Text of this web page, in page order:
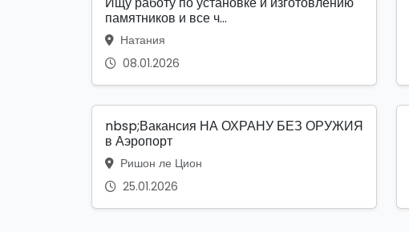
памятников и все ч...
Натания
08.01.2026
nbsp;Вакансия НА ОХРАНУ БЕЗ ОРУЖИЯ
в Аэропорт
Ришон ле Цион
25.01.2026